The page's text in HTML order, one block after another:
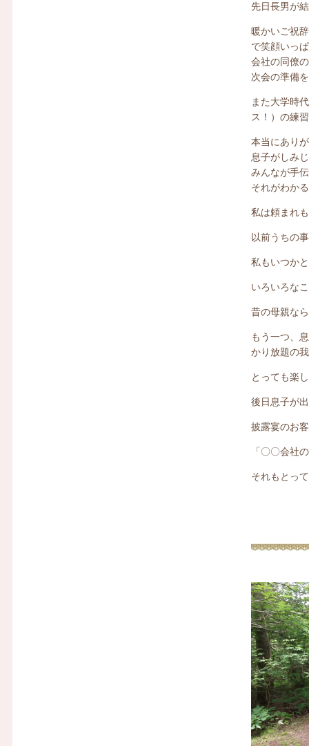
先日長男が
暖かいご祝
で笑顔いっ
会社の同僚
次会の準備
また大学時
ス！）の練
本当にあり
息子がしみ
みんなが手
それがわか
私は頼まれ
以前うちの
私もいつか
いろいろな
昔の母親な
もう一つ、
かり放題の
とっても楽
後日息子が
披露宴のお
「〇〇会社
それもとっ